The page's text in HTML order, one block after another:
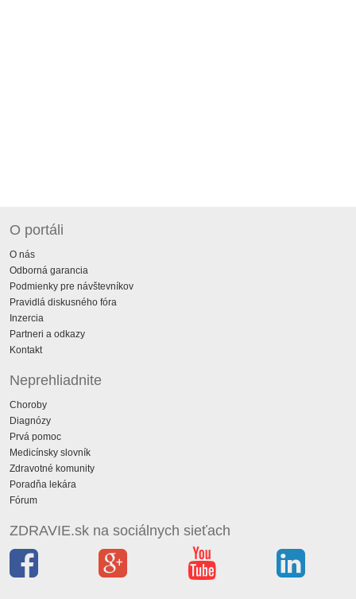
O portáli
O nás
Odborná garancia
Podmienky pre návštevníkov
Pravidlá diskusného fóra
Inzercia
Partneri a odkazy
Kontakt
Neprehliadnite
Choroby
Diagnózy
Prvá pomoc
Medicínsky slovník
Zdravotné komunity
Poradňa lekára
Fórum
ZDRAVIE.sk na sociálnych sieťach